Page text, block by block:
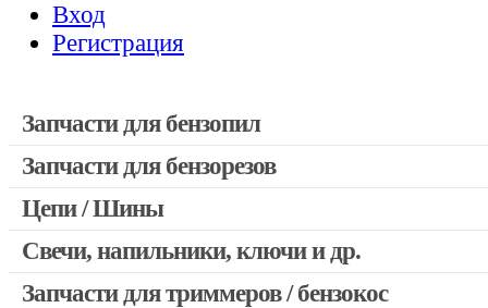
Вход
Регистрация
Запчасти для бензопил
Запчасти для бензопил Stihl
Запчасти для бензопил Husqvarna, Partner
Запчасти для бензопил Oleo-mac, Echo и др.
Запчасти для бензорезов
Цепи / Шины
Свечи, напильники, ключи и др.
Запчасти для триммеров / бензокос